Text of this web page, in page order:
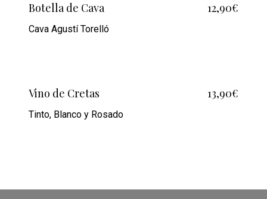
Botella de Cava 12,90€
Cava Agustí Torelló
Vino de Cretas 13,90€
Tinto, Blanco y Rosado